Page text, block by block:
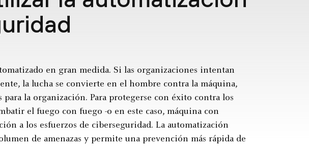
en gran medida. Si las organizaciones intentan
la lucha se convierte en el hombre contra la máquina,
la organización. Para protegerse con éxito contra los
el fuego con fuego -o en este caso, máquina con
a los esfuerzos de ciberseguridad. La automatización
de amenazas y permite una prevención más rápida de